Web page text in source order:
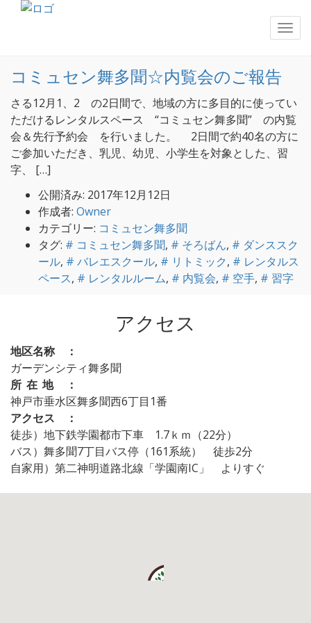
「舞多聞100年の杜」とは
コミュセン舞多聞☆内覧会のご報告
さる12月1、2 の2日間で、地域の方に多目的に使ってい
ただけるレンタルスペース “コミュセン舞多聞” の内覧
会＆先行予約会 を行いました。 2日間で約40名の方に
ご参加いただき、乳児、幼児、小学生を対象とした、習
字、 […]
公開済み: 2017年12月12日
作成者: Owner
カテゴリー: コミュセン舞多聞
タグ: # コミュセン舞多聞, # そろばん, # ダンススク
ール, # バレエスクール, # リトミック, # レンタルス
ペース, # レンタルルーム, # 内覧会, # 空手, # 習字
アクセス
地区名称 ：
ガーデンシティ舞多聞
所在地 ：
神戸市垂水区舞多聞西6丁目1番
アクセス ：
徒歩）地下鉄学園都市下車 1.7ｋｍ（22分）
バス）舞多聞7丁目バス停（161系統） 徒歩2分
自家用）第二神明道路北線「学園南IC」 よりすぐ